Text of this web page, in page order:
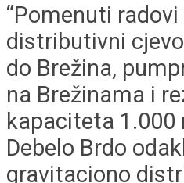
“Pomenuti
distributivni
do Brežina,
na Brežinama i
kapaciteta 1.000
Debelo Brdo
gravitaciono